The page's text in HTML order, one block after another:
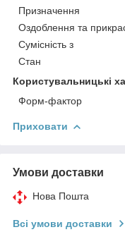
Призначення
Оздоблення та
Сумісність з
Стан
Користувальницькі
Форм-фактор
Приховати
Умови доставки
Нова Пошта
Всі умови доставки